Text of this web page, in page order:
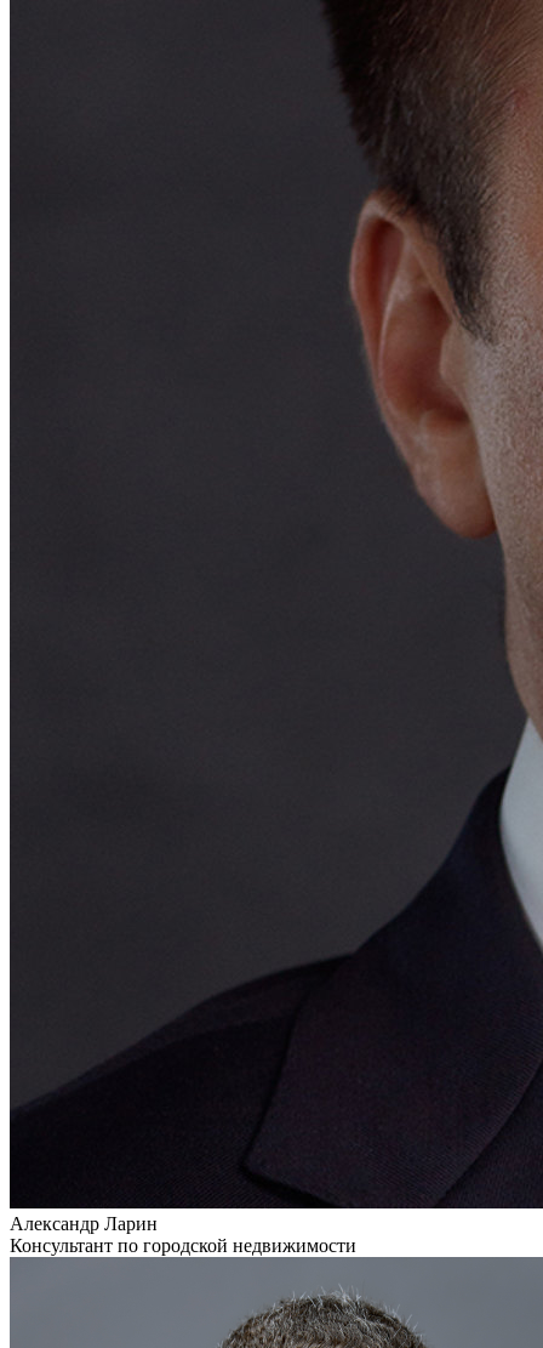
Александр Ларин
Консультант по городской недвижимости